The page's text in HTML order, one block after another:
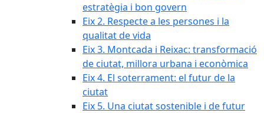
estratègia i bon govern
Eix 2. Respecte a les persones i la
qualitat de vida
Eix 3. Montcada i Reixac: transformació
de ciutat, millora urbana i econòmica
Eix 4. El soterrament: el futur de la
ciutat
Eix 5. Una ciutat sostenible i de futur